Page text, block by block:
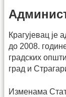
Крагујевац је
до 2008.
градских
град и
Изменама